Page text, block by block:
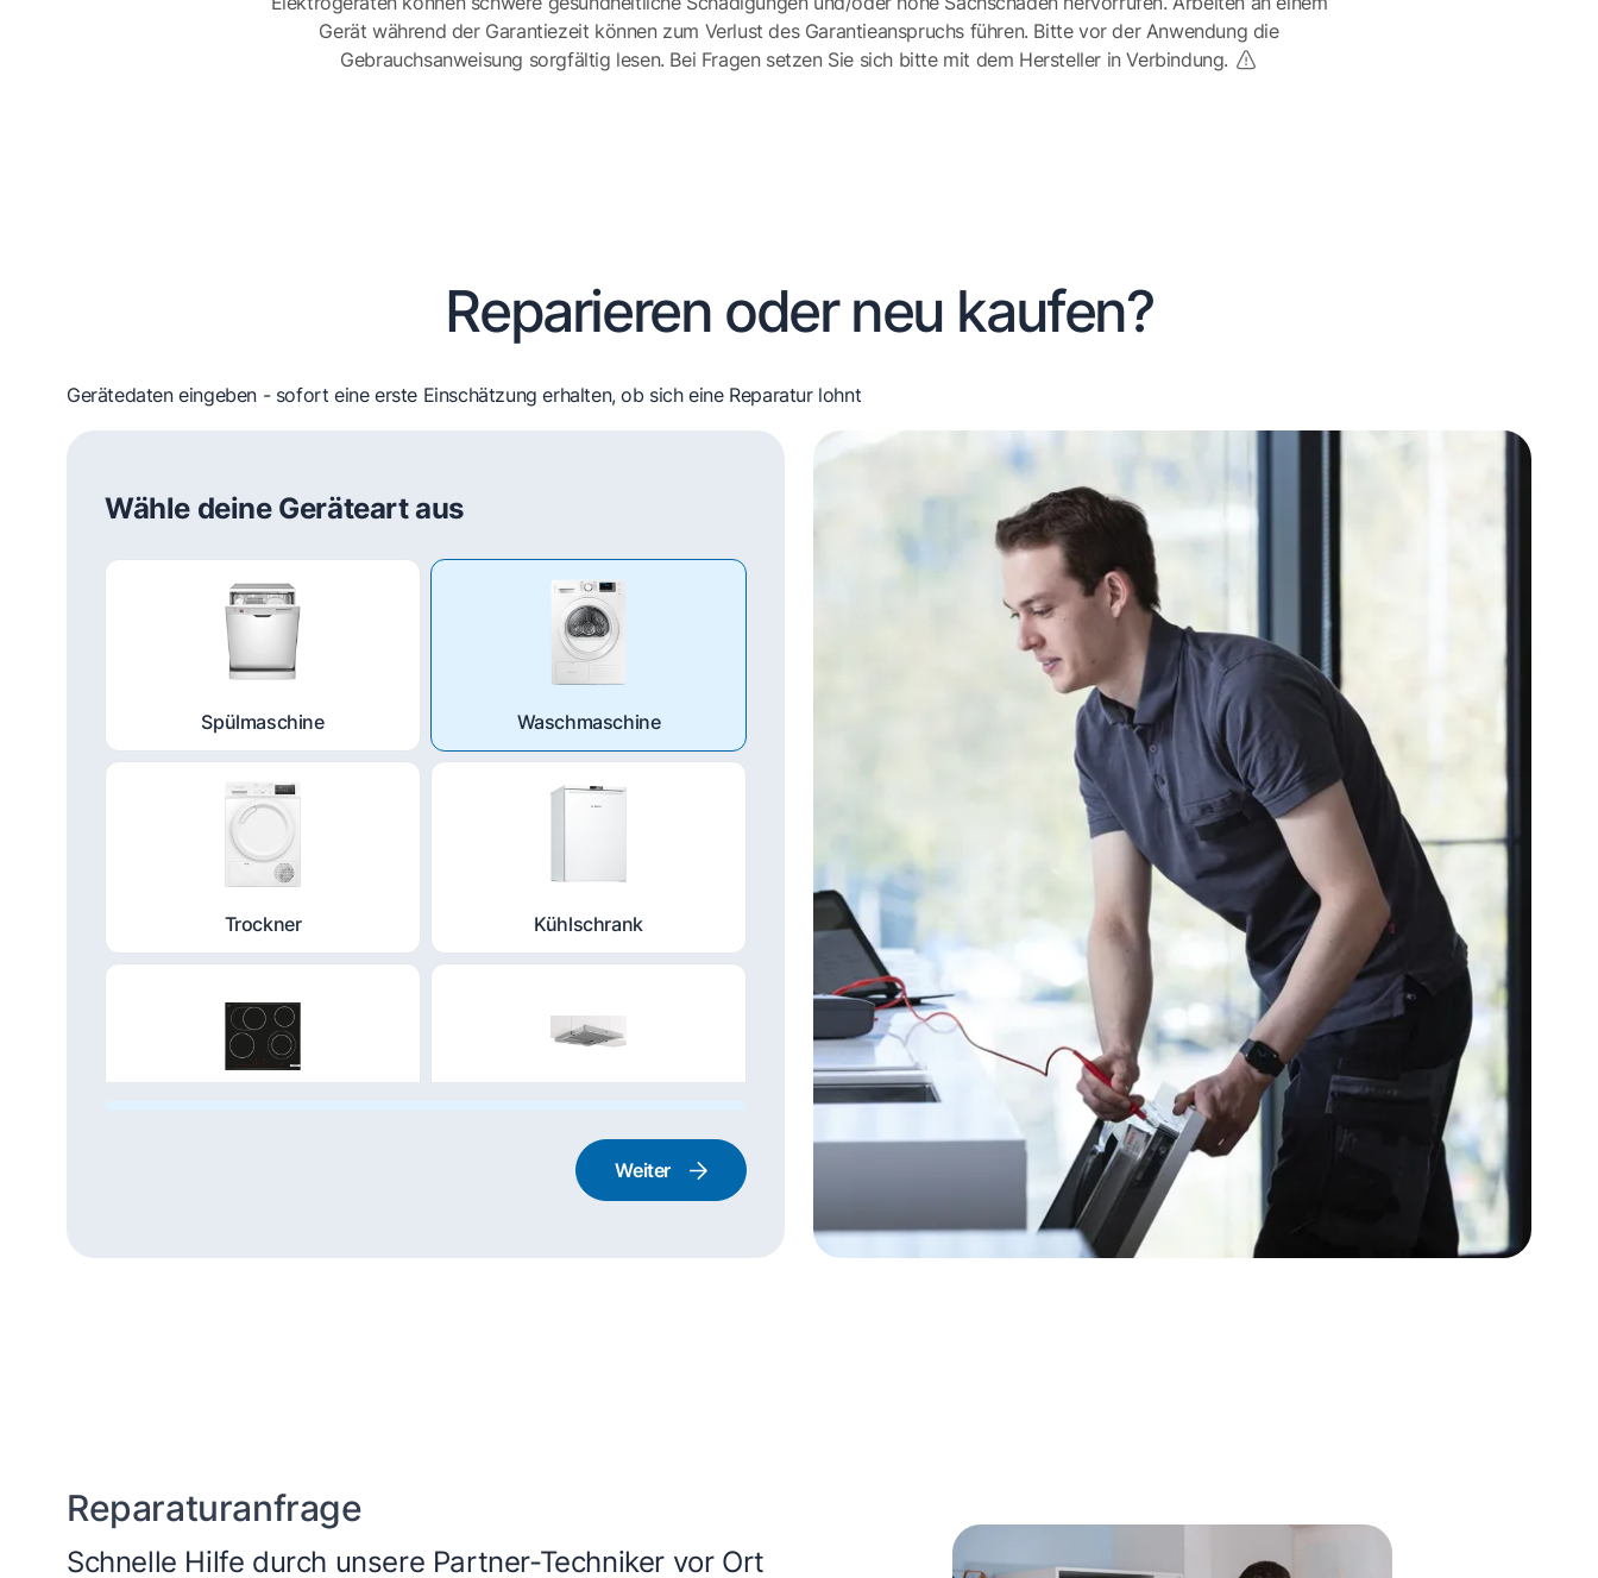
Gerät während der Garantiezeit können zum Verlust des Garantieanspruchs führen. Bitte vor der Anwendung die
Gebrauchsanweisung sorgfältig lesen. Bei Fragen setzen Sie sich bitte mit dem Hersteller in Verbindung.
Reparieren oder neu kaufen?
Gerätedaten eingeben - sofort eine erste Einschätzung erhalten, ob sich eine Reparatur lohnt
Wähle deine Geräteart aus
Spülmaschine Waschmaschine
Trockner Kühlschrank
Weiter
Reparaturanfrage
Schnelle Hilfe durch unsere Partner-Techniker vor Ort